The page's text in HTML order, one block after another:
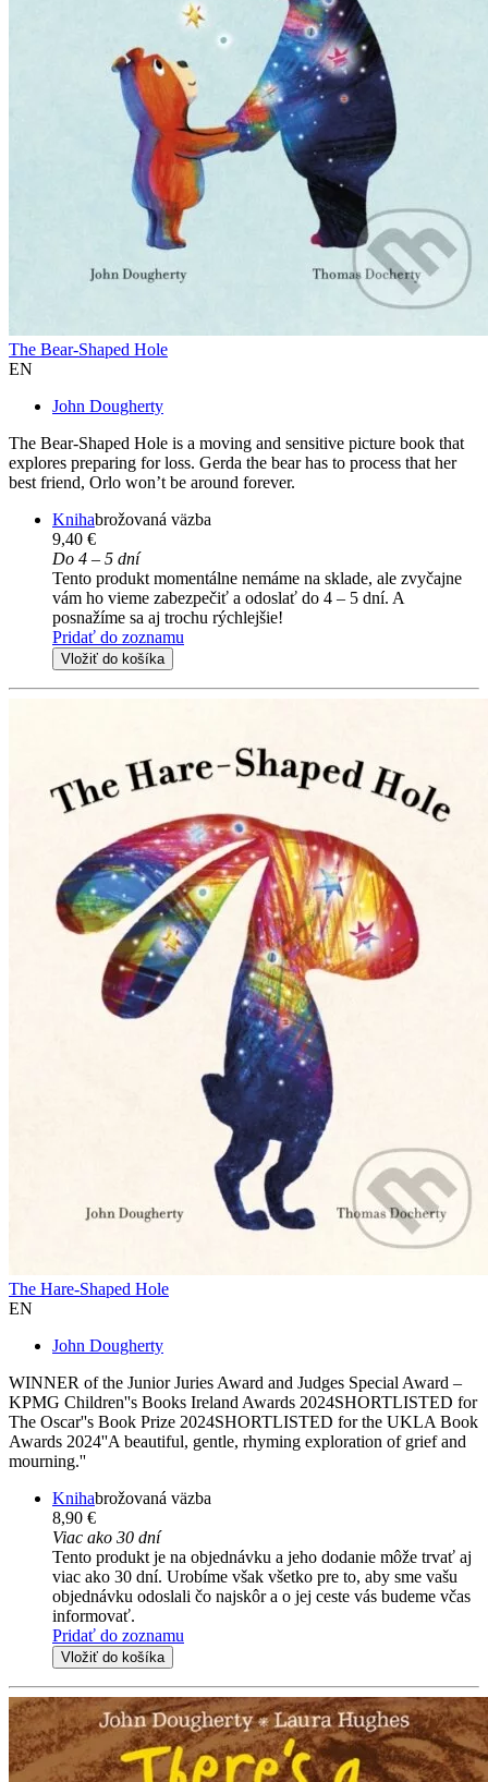
The Bear-Shaped Hole
EN
John Dougherty
The Bear-Shaped Hole is a moving and sensitive picture book that
explores preparing for loss. Gerda the bear has to process that her
best friend, Orlo won’t be around forever.
Knihabrožovaná väzba
9,40 €
Do 4 – 5 dní
Tento produkt momentálne nemáme na sklade, ale zvyčajne
vám ho vieme zabezpečiť a odoslať do 4 – 5 dní. A
posnažíme sa aj trochu rýchlejšie!
Pridať do zoznamu
Vložiť do košíka
The Hare-Shaped Hole
EN
John Dougherty
WINNER of the Junior Juries Award and Judges Special Award –
KPMG Children''s Books Ireland Awards 2024SHORTLISTED for
The Oscar''s Book Prize 2024SHORTLISTED for the UKLA Book
Awards 2024''A beautiful, gentle, rhyming exploration of grief and
mourning.''
Knihabrožovaná väzba
8,90 €
Viac ako 30 dní
Tento produkt je na objednávku a jeho dodanie môže trvať aj
viac ako 30 dní. Urobíme však všetko pre to, aby sme vašu
objednávku odoslali čo najskôr a o jej ceste vás budeme včas
informovať.
Pridať do zoznamu
Vložiť do košíka